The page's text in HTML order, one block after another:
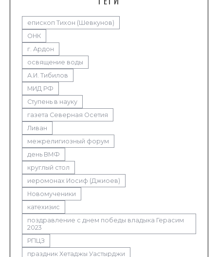
епископ Тихон (Шевкунов)
ОНК
г. Ардон
освящение воды
А.И. Тибилов
МИД РФ
Ступень в науку
газета Северная Осетия
Ливан
межрелигиозный форум
день ВМФ
круглый стол
иеромонах Иосиф (Джиоев)
Новомученики
катехизис
поздравление с днем победы владыка Герасим
2023
РПЦЗ
праздник Хетаджы Уастырджи